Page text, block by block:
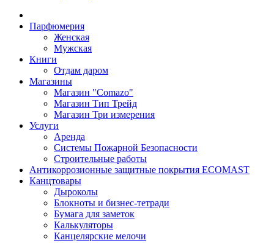
Парфюмерия
Женская
Мужская
Книги
Отдам даром
Магазины
Магазин "Comazo"
Магазин Тип Трейд
Магазин Три измерения
Услуги
Аренда
Системы Пожарной Безопасности
Строительные работы
Антикоррозионные защитные покрытия ECOMAST
Канцтовары
Дыроколы
Блокноты и бизнес-тетради
Бумага для заметок
Калькуляторы
Канцелярские мелочи